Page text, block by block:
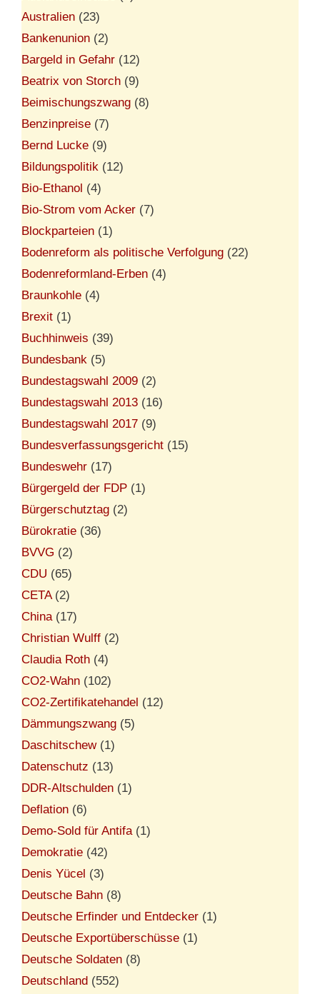
Australien (23)
Bankenunion (2)
Bargeld in Gefahr (12)
Beatrix von Storch (9)
Beimischungszwang (8)
Benzinpreise (7)
Bernd Lucke (9)
Bildungspolitik (12)
Bio-Ethanol (4)
Bio-Strom vom Acker (7)
Blockparteien (1)
Bodenreform als politische Verfolgung (22)
Bodenreformland-Erben (4)
Braunkohle (4)
Brexit (1)
Buchhinweis (39)
Bundesbank (5)
Bundestagswahl 2009 (2)
Bundestagswahl 2013 (16)
Bundestagswahl 2017 (9)
Bundesverfassungsgericht (15)
Bundeswehr (17)
Bürgergeld der FDP (1)
Bürgerschutztag (2)
Bürokratie (36)
BVVG (2)
CDU (65)
CETA(2)
China(17)
Christian Wulff (2)
Claudia Roth (4)
CO2-Wahn (102)
CO2-Zertifikatehandel (12)
Dämmungszwang (5)
Daschitschew(1)
Datenschutz (13)
DDR-Altschulden (1)
Deflation (6)
Demo-Sold für Antifa(1)
Demokratie (42)
Denis Yücel (3)
Deutsche Bahn (8)
Deutsche Erfinder und Entdecker (1)
Deutsche Exportüberschüsse (1)
Deutsche Soldaten (8)
Deutschland (552)